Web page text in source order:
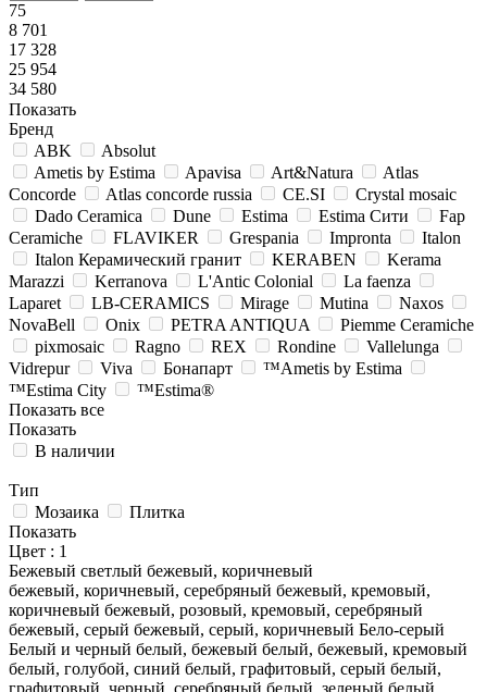
75
8 701
17 328
25 954
34 580
Показать
Бренд
ABK
Absolut
Ametis by Estima
Apavisa Art&Natura
Atlas
Concorde
Atlas concorde russia CE.SI
Crystal mosaic
Dado Ceramica
Dune Estima Estima Cити
Fap
Ceramiche
FLAVIKER Grespania Impronta
Italon
Italon Керамический гранит
KERABEN
Kerama
Marazzi
Kerranova L'Antic Colonial
La faenza
Laparet
LB-CERAMICS Mirage Mutina
Naxos
NovaBell
Onix PETRA ANTIQUA
Piemme Ceramiche
pixmosaic
Ragno REX Rondine
Vallelunga
Vidrepur
Viva Бонапарт
™Ametis by Estima
™Estima City
™Estima®
Показать все
Показать
В наличии
Тип
Мозаика
Плитка
Показать
Цвет : 1
Бежевый светлый бежевый, коричневый
бежевый, коричневый, серебряный бежевый, кремовый,
коричневый бежевый, розовый, кремовый, серебряный
бежевый, серый бежевый, серый, коричневый Бело-серый
Белый и черный белый, бежевый белый, бежевый, кремовый
белый, голубой, синий белый, графитовый, серый белый,
графитовый, черный, серебряный белый, зеленый белый,